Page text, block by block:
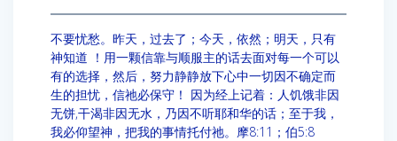
不要忧愁。昨天，过去了；今天，依然；明天，只有
神知道 ！用一颗信靠与顺服主的话去面对每一个可以
有的选择，然后，努力静静放下心中一切因不确定而
生的担忧，信祂必保守！ 因为经上记着：人饥饿非因
无饼,干渴非因无水，乃因不听耶和华的话；至于我，
我必仰望神，把我的事情托付祂。摩8:11；伯5:8